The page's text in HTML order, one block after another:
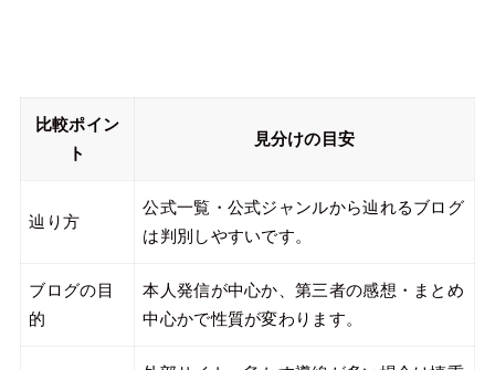
比較ポイン
ト
見分けの目安
辿り方
公式一覧・公式ジャンルから辿れるブログ
は判別しやすいです。
ブログの目
的
本人発信が中心か、第三者の感想・まとめ
中心かで性質が変わります。